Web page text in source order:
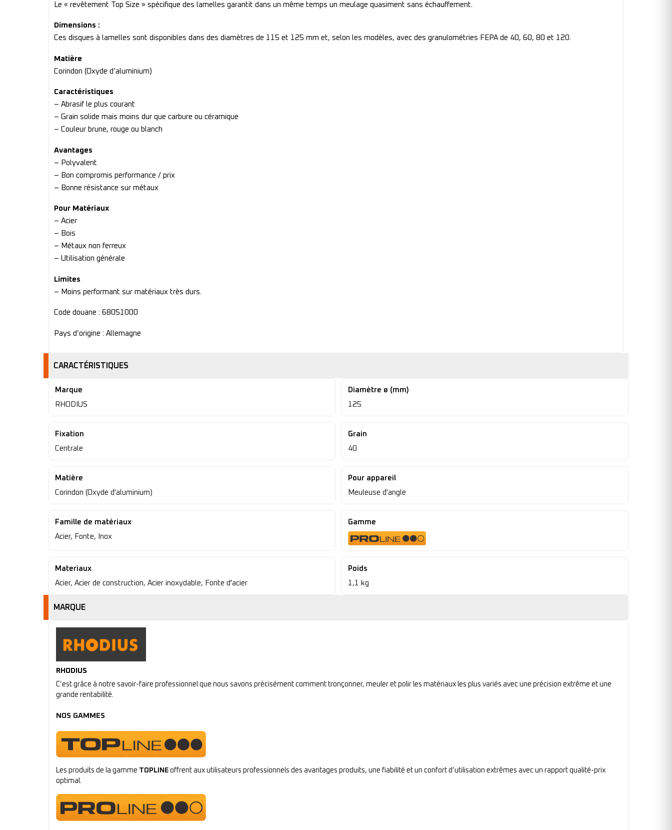
Le « revêtement Top Size » spécifique des lamelles garantit dans un même temps un meulage quasiment sans échauffement.
Dimensions :
Ces disques à lamelles sont disponibles dans des diamètres de 115 et 125 mm et, selon les modèles, avec des granulométries FEPA de 40, 60, 80 et 120.
Matière
Corindon (Oxyde d’aluminium)
Caractéristiques
– Abrasif le plus courant
– Grain solide mais moins dur que carbure ou céramique
– Couleur brune, rouge ou blanch
Avantages
– Polyvalent
– Bon compromis performance / prix
– Bonne résistance sur métaux
Pour Matériaux
– Acier
– Bois
– Métaux non ferreux
– Utilisation générale
Limites
– Moins performant sur matériaux très durs.
Code douane : 68051000
Pays d’origine : Allemagne
CARACTÉRISTIQUES
Marque
RHODIUS
Diamètre ø (mm)
125
Fixation
Centrale
Grain
40
Matière
Corindon (Oxyde d'aluminium)
Pour appareil
Meuleuse d'angle
Famille de matériaux
Acier, Fonte, Inox
Gamme
Materiaux
Acier, Acier de construction, Acier inoxydable, Fonte d'acier
Poids
1,1 kg
MARQUE
RHODIUS
C’est grâce à notre savoir-faire professionnel que nous savons précisément comment tronçonner, meuler et polir les matériaux les plus variés avec une précision extrême et une
grande rentabilité.
NOS GAMMES
Les produits de la gamme TOPLINE offrent aux utilisateurs professionnels des avantages produits, une fiabilité et un confort d’utilisation extrêmes avec un rapport qualité-prix
optimal.